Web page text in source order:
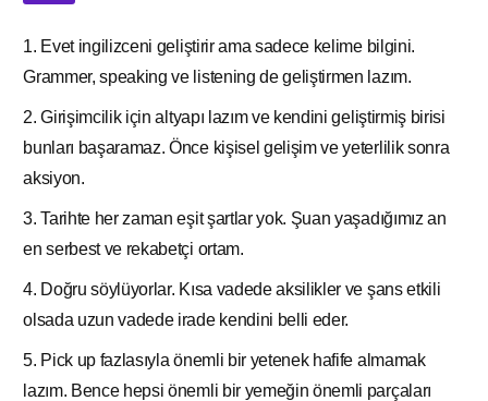
1. Evet ingilizceni geliştirir ama sadece kelime bilgini.
Grammer, speaking ve listening de geliştirmen lazım.
2. Girişimcilik için altyapı lazım ve kendini geliştirmiş birisi
bunları başaramaz. Önce kişisel gelişim ve yeterlilik sonra
aksiyon.
3. Tarihte her zaman eşit şartlar yok. Şuan yaşadığımız an
en serbest ve rekabetçi ortam.
4. Doğru söylüyorlar. Kısa vadede aksilikler ve şans etkili
olsada uzun vadede irade kendini belli eder.
5. Pick up fazlasıyla önemli bir yetenek hafife almamak
lazım. Bence hepsi önemli bir yemeğin önemli parçaları